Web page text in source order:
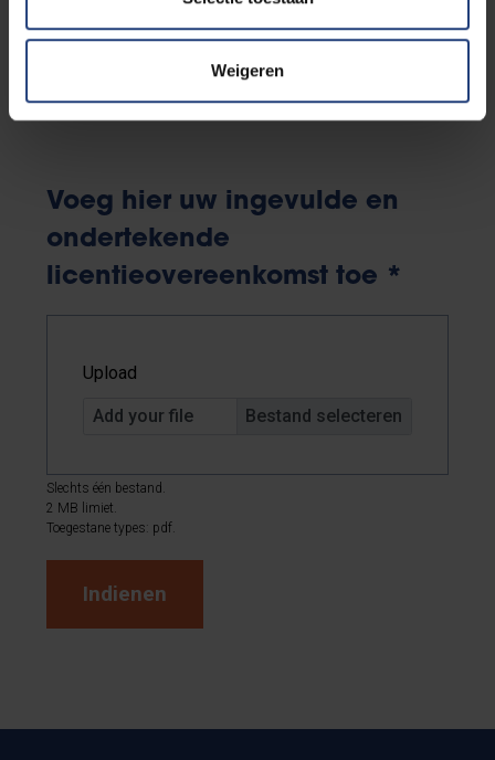
Weigeren
Totaalbedrag
Downloadde licentieovereenkomst
Voeg hier uw ingevulde en
ondertekende
licentieovereenkomst toe *
Upload
Add your file
Slechts één bestand.
2 MB limiet.
Toegestane types: pdf.